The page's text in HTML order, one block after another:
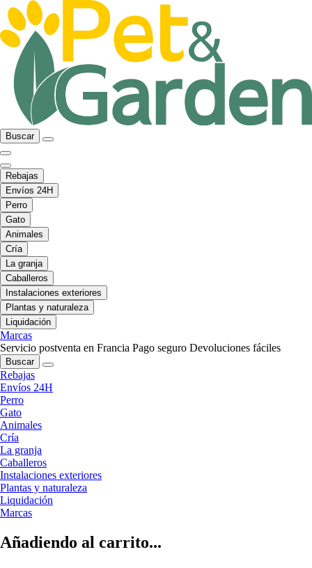
Buscar
Rebajas
Envíos 24H
Perro
Gato
Animales
Cría
La granja
Caballeros
Instalaciones exteriores
Plantas y naturaleza
Liquidación
Marcas
Servicio postventa en Francia Pago seguro Devoluciones fáciles
Buscar
Rebajas
Envíos 24H
Perro
Gato
Animales
Cría
La granja
Caballeros
Instalaciones exteriores
Plantas y naturaleza
Liquidación
Marcas
Añadiendo al carrito...